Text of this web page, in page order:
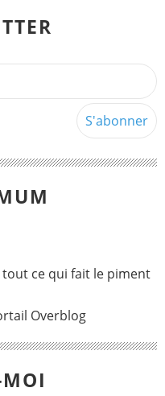
tout ce qui fait le piment
Overblog